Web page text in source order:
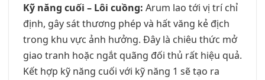
Kỹ năng cuối – Lôi cuồng: Arum lao tới vị trí chỉ
định, gây sát thương phép và hất văng kẻ địch
trong khu vực ảnh hưởng. Đây là chiêu thức mở
giao tranh hoặc ngắt quãng đối thủ rất hiệu quả.
Kết hợp kỹ năng cuối với kỹ năng 1 sẽ tạo ra